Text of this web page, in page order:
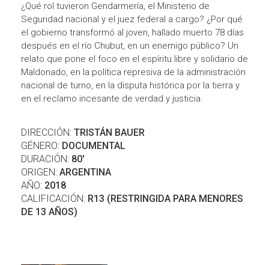
¿Qué rol tuvieron Gendarmería, el Ministerio de
Seguridad nacional y el juez federal a cargo? ¿Por qué
el gobierno transformó al joven, hallado muerto 78 días
después en el río Chubut, en un enemigo público? Un
relato que pone el foco en el espíritu libre y solidario de
Maldonado, en la política represiva de la administración
nacional de turno, en la disputa histórica por la tierra y
en el reclamo incesante de verdad y justicia.
DIRECCIÓN: TRISTÁN BAUER
GÉNERO: DOCUMENTAL
DURACIÓN: 80'
ORIGEN: ARGENTINA
AÑO: 2018
CALIFICACIÓN: R13 (RESTRINGIDA PARA MENORES
DE 13 AÑOS)